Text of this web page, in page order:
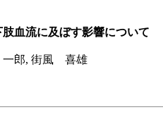
血流に及ぼす影響について
郎, 街風 喜雄